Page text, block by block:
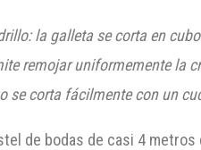
la galleta se corta en
remojar uniformemente la
se corta fácilmente con un
de bodas de casi 4